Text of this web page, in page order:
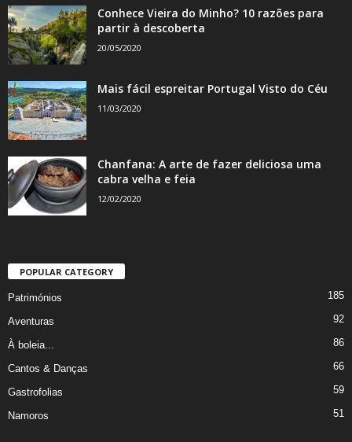
Conhece Vieira do Minho? 10 razões para
partir à descoberta
20/05/2020
Mais fácil espreitar Portugal Visto do Céu
11/03/2020
Chanfana: A arte de fazer deliciosa uma
cabra velha e feia
12/02/2020
POPULAR CATEGORY
Patrimónios 185
Aventuras 92
À boleia... 86
Cantos & Danças 66
Gastrofolias 59
Namoros 51